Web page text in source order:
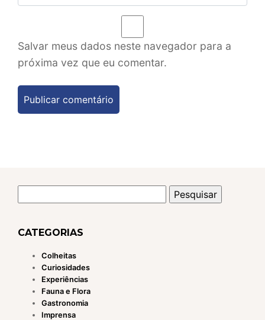
Salvar meus dados neste navegador para a
próxima vez que eu comentar.
por:
CATEGORIAS
Colheitas
Curiosidades
Experiências
Fauna e Flora
Gastronomia
Imprensa